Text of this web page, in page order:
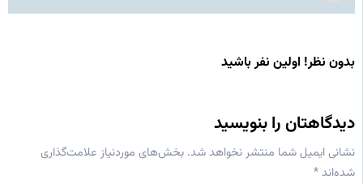
بدون نظر! اولین نفر باشید
دیدگاهتان را بنویسید
نشانی ایمیل شما منتشر نخواهد شد. بخش‌های موردنیاز علامت‌گذاری
شده‌اند*